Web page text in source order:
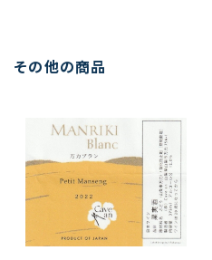
その他の商品